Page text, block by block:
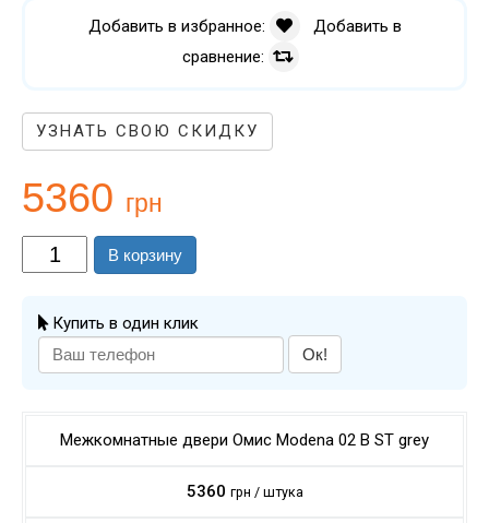
Добавить в избранное:
Добавить в
сравнение:
УЗНАТЬ СВОЮ СКИДКУ
5360 грн
В корзину
Купить в один клик
Ок!
Межкомнатные двери Омис Modena 02 B ST grey
5360 грн / штука